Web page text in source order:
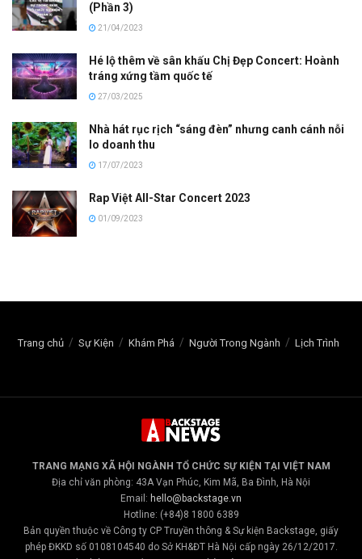
(Phần 3)
21/04/2023
Hé lộ thêm về sân khấu Chị Đẹp Concert: Hoành
tráng xứng tầm quốc tế
27/03/2025
Nhà hát rục rịch “sáng đèn” nhưng canh cánh nỗi
lo doanh thu
17/07/2023
Rap Việt All-Star Concert 2023
01/09/2023
Trang chủ Sự Kiện Khám Phá Người Trong Ngành Lịch Trình
TRANG MẠNG XÃ HỘI NGÀNH TỔ CHỨC SỰ KIỆN TẠI VIỆT NAM
Địa chỉ văn phòng: 43A Vạn Phúc, Kim Mã, Ba Đình, Hà Nội
Email: hello@backstage.vn
Hotline: (+84)8 1800 6389
Bản quyền thuộc về Công ty CP Truyền thông & Sự kiện Backstage, giấy
phép ĐKKD số 0108104540 do Sở KH&ĐT Hà Nội cấp ngày 26/12/2017.